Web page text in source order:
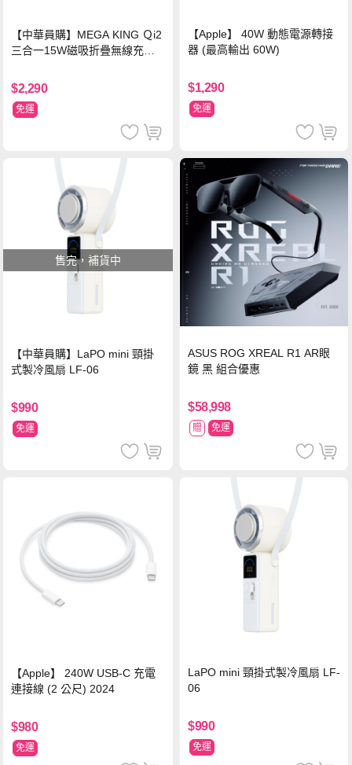
【中華員購】MEGA KING Ｑi2
三合一15W磁吸折疊無線充電
$2,290
免運
【Apple】 40W 動態電源轉接
器 (最高輸出 60W)
$1,290
免運
售完，補貨中
【中華員購】LaPO mini 頸掛
式製冷風扇 LF-06
$990
免運
ASUS ROG XREAL R1 AR眼
鏡 黑 組合優惠
$58,998
贈 免運
【Apple】 240W USB-C 充電
連接線 (2 公尺) 2024
$980
免運
LaPO mini 頸掛式製冷風扇 LF-
06
$990
免運